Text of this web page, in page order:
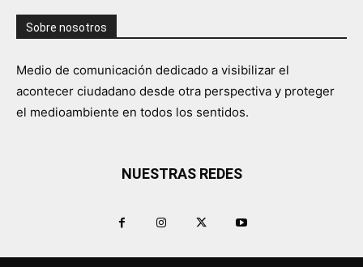
Sobre nosotros
Medio de comunicación dedicado a visibilizar el
acontecer ciudadano desde otra perspectiva y proteger
el medioambiente en todos los sentidos.
NUESTRAS REDES